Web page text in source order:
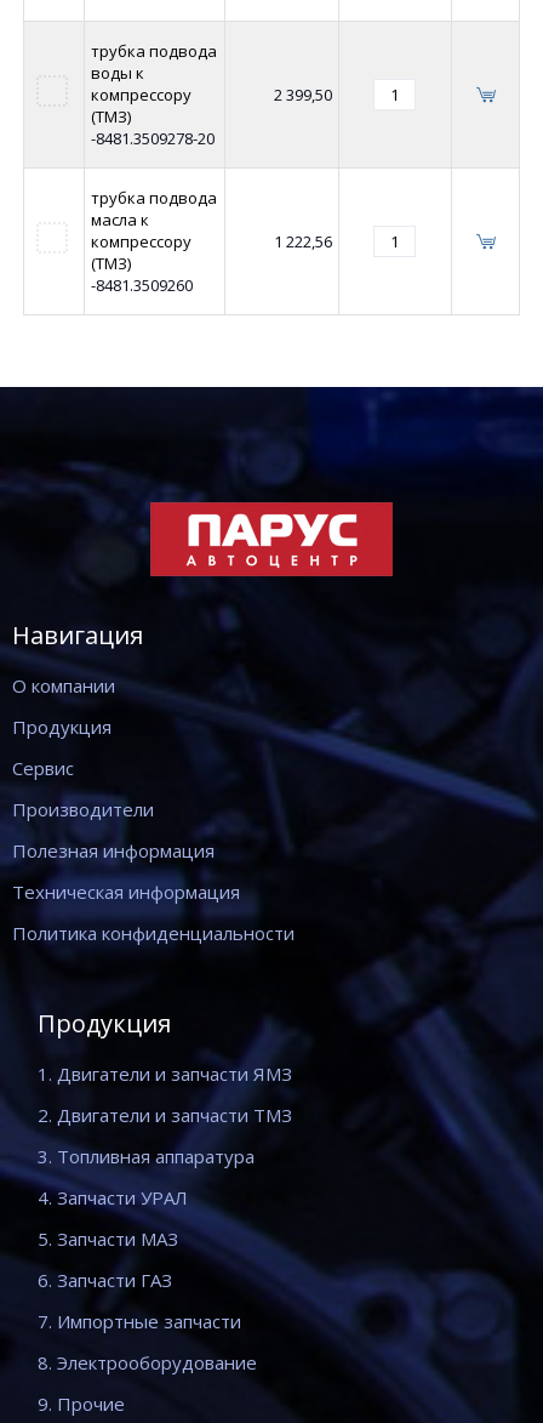
трубка подвода
воды к
компрессору
(ТМЗ)
-8481.3509278-20
2 399,50
трубка подвода
масла к
компрессору
(ТМЗ)
-8481.3509260
1 222,56
Навигация
О компании
Продукция
Сервис
Производители
Полезная информация
Техническая информация
Политика конфиденциальности
Продукция
1. Двигатели и запчасти ЯМЗ
2. Двигатели и запчасти ТМЗ
3. Топливная аппаратура
4. Запчасти УРАЛ
5. Запчасти МАЗ
6. Запчасти ГАЗ
7. Импортные запчасти
8. Электрооборудование
9. Прочие